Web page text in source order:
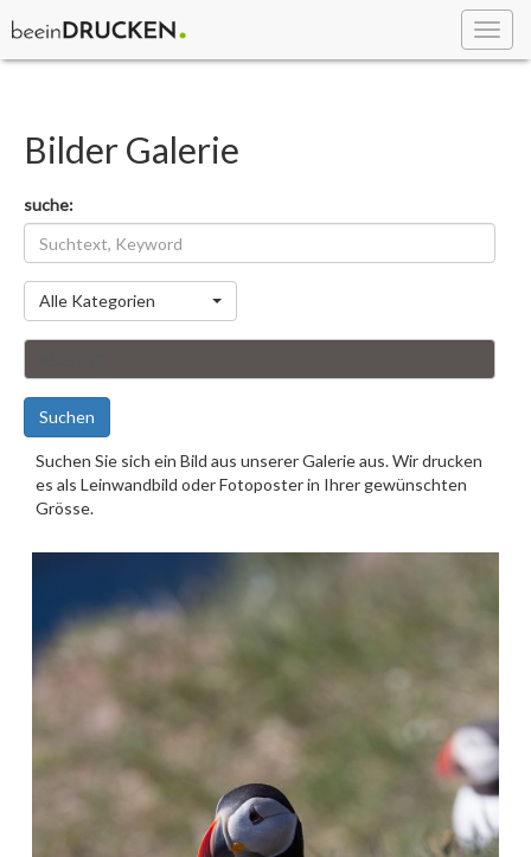
Bilder Galerie
suche:
Kategorie
Alle Kategorien
Suchen
Suchen Sie sich ein Bild aus unserer Galerie aus. Wir drucken
es als Leinwandbild oder Fotoposter in Ihrer gewünschten
Grösse.